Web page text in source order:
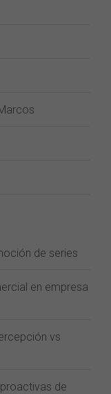
de series
en empresa
vs
de